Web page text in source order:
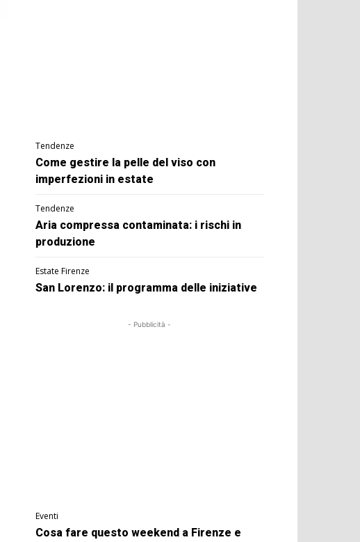
Tendenze
Come gestire la pelle del viso con
imperfezioni in estate
Tendenze
Aria compressa contaminata: i rischi in
produzione
Estate Firenze
San Lorenzo: il programma delle iniziative
- Pubblicità -
Eventi
Cosa fare questo weekend a Firenze e